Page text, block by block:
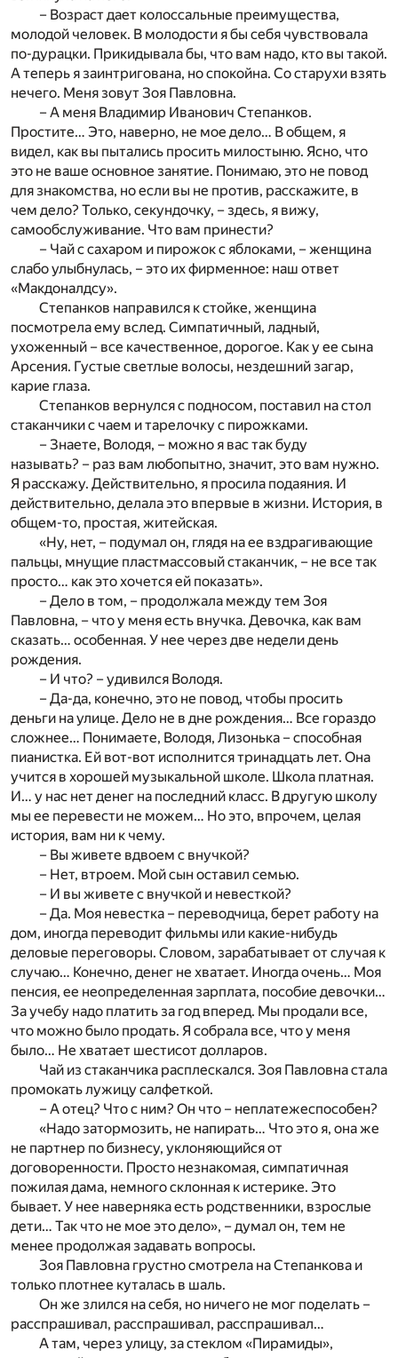
– Возраст дает колоссальные преимущества,
молодой человек. В молодости я бы себя чувствовала
по-дурацки. Прикидывала бы, что вам надо, кто вы такой.
А теперь я заинтригована, но спокойна. Со старухи взять
нечего. Меня зовут Зоя Павловна.
– А меня Владимир Иванович Степанков.
Простите… Это, наверно, не мое дело… В общем, я
видел, как вы пытались просить милостыню. Ясно, что
это не ваше основное занятие. Понимаю, это не повод
для знакомства, но если вы не против, расскажите, в
чем дело? Только, секундочку, – здесь, я вижу,
самообслуживание. Что вам принести?
– Чай с сахаром и пирожок с яблоками, – женщина
слабо улыбнулась, – это их фирменное: наш ответ
«Макдоналдсу».
Степанков направился к стойке, женщина
посмотрела ему вслед. Симпатичный, ладный,
ухоженный – все качественное, дорогое. Как у ее сына
Арсения. Густые светлые волосы, нездешний загар,
карие глаза.
Степанков вернулся с подносом, поставил на стол
стаканчики с чаем и тарелочку с пирожками.
– Знаете, Володя, – можно я вас так буду
называть? – раз вам любопытно, значит, это вам нужно.
Я расскажу. Действительно, я просила подаяния. И
действительно, делала это впервые в жизни. История, в
общем-то, простая, житейская.
«Ну, нет, – подумал он, глядя на ее вздрагивающие
пальцы, мнущие пластмассовый стаканчик, – не все так
просто… как это хочется ей показать».
– Дело в том, – продолжала между тем Зоя
Павловна, – что у меня есть внучка. Девочка, как вам
сказать… особенная. У нее через две недели день
рождения.
– И что? – удивился Володя.
– Да-да, конечно, это не повод, чтобы просить
деньги на улице. Дело не в дне рождения… Все гораздо
сложнее… Понимаете, Володя, Лизонька – способная
пианистка. Ей вот-вот исполнится тринадцать лет. Она
учится в хорошей музыкальной школе. Школа платная.
И… у нас нет денег на последний класс. В другую школу
мы ее перевести не можем… Но это, впрочем, целая
история, вам ни к чему.
– Вы живете вдвоем с внучкой?
– Нет, втроем. Мой сын оставил семью.
– И вы живете с внучкой и невесткой?
– Да. Моя невестка – переводчица, берет работу на
дом, иногда переводит фильмы или какие-нибудь
деловые переговоры. Словом, зарабатывает от случая к
случаю… Конечно, денег не хватает. Иногда очень… Моя
пенсия, ее неопределенная зарплата, пособие девочки…
За учебу надо платить за год вперед. Мы продали все,
что можно было продать. Я собрала все, что у меня
было… Не хватает шестисот долларов.
Чай из стаканчика расплескался. Зоя Павловна стала
промокать лужицу салфеткой.
– А отец? Что с ним? Он что – неплатежеспособен?
«Надо затормозить, не напирать… Что это я, она же
не партнер по бизнесу, уклоняющийся от
договоренности. Просто незнакомая, симпатичная
пожилая дама, немного склонная к истерике. Это
бывает. У нее наверняка есть родственники, взрослые
дети… Так что не мое это дело», – думал он, тем не
менее продолжая задавать вопросы.
Зоя Павловна грустно смотрела на Степанкова и
только плотнее куталась в шаль.
Он же злился на себя, но ничего не мог поделать –
расспрашивал, расспрашивал, расспрашивал…
А там, через улицу, за стеклом «Пирамиды»,